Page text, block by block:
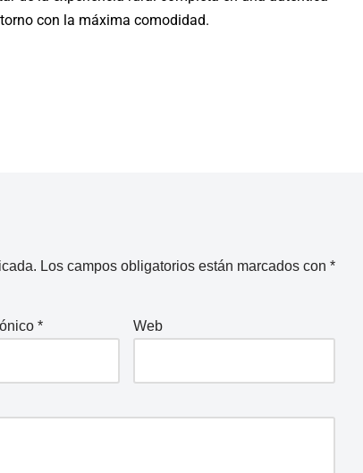
con la máxima comodidad.
Los campos obligatorios están marcados con *
* Web